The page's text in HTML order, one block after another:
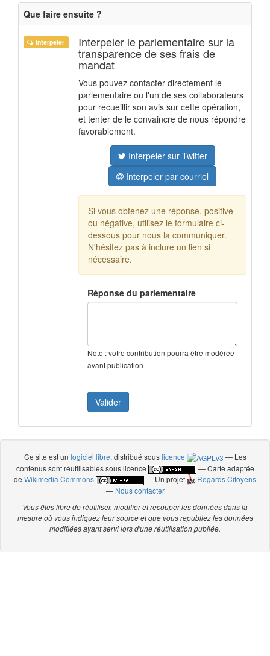
Que faire ensuite ?
Interpeler Interpeler le parlementaire sur la
transparence de ses frais de
mandat
Vous pouvez contacter directement le
parlementaire ou l'un de ses collaborateurs
pour recueillir son avis sur cette opération,
et tenter de le convaincre de nous répondre
favorablement.
Interpeler sur Twitter
Interpeler par courriel
Si vous obtenez une réponse, positive
ou négative, utilisez le formulaire ci-
dessous pour nous la communiquer.
N'hésitez pas à inclure un lien si
nécessaire.
Réponse du parlementaire
Note : votre contribution pourra être modérée
avant publication
Ce site est un logiciel libre, distribué souslicence
— Les
contenus sont réutilisables sous licence
— Carte adaptée
deWikimedia Commons — Un projet
Regards Citoyens
— Nous contacter
Vous êtes libre de réutiliser, modifier et recouper les données dans la
mesure où vous indiquez leur source et que vous republiez les données
modifiées ayant servi lors d'une réutilisation publiée.